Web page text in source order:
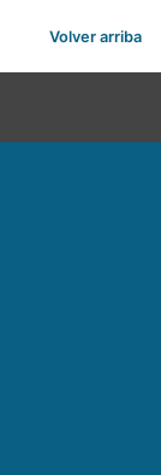
Volver arriba